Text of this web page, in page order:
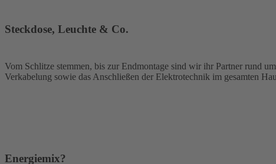
Steckdose, Leuchte & Co.
Vom Schlitze stemmen, bis zur Endmontage sind wir ihr Partner rund
Verkabelung sowie das Anschließen der Elektrotechnik im gesamten
Energiemix?